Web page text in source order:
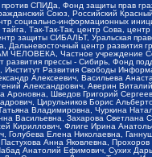
СПИДа, Фонд защиты прав
Союз, Российский
социально-информационных
Так-Так-Так, центр Сова,
защиты СИБАЛЬТ, Уральская
центр развития
ЧЕЛОВЕКА, Частное учреждение
прессы - Сибирь, Фонд
Развития Свободы
Алексеевич, Васильева
Александрович, Аверин
Шведов Григорий
Цирульников Борис
Владимировна, Чуркина
Васильевна, Захарова Светлана
Кириллович, Флиге Ирина
Елена Николаевна,
Анна Яковлевна,
Анатолий Ефимович, Сухих